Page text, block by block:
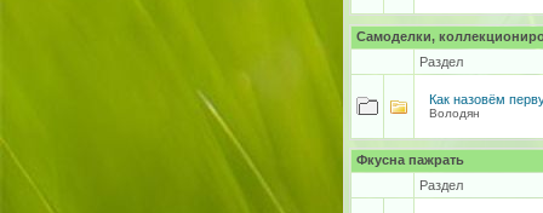
Самоделки,
Раздел
Как назовём
Володян
Фкусна пажрать
Раздел